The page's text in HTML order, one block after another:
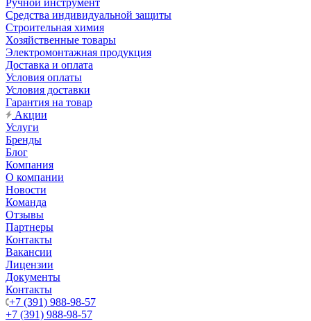
Ручной инструмент
Средства индивидуальной защиты
Строительная химия
Хозяйственные товары
Электромонтажная продукция
Доставка и оплата
Условия оплаты
Условия доставки
Гарантия на товар
Акции
Услуги
Бренды
Блог
Компания
О компании
Новости
Команда
Отзывы
Партнеры
Контакты
Вакансии
Лицензии
Документы
Контакты
+7 (391) 988-98-57
+7 (391) 988-98-57